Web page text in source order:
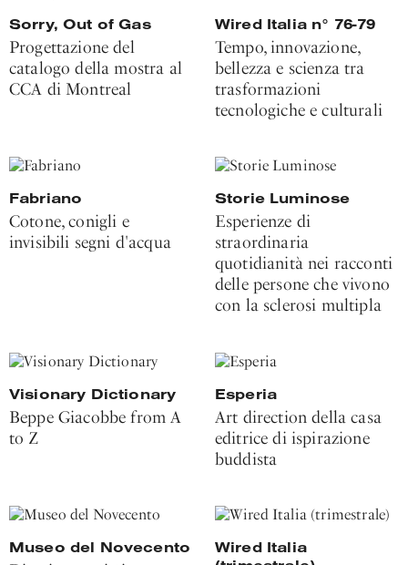
Sorry, Out of Gas
Progettazione del
catalogo della mostra al
CCA di Montreal
Wired Italia n° 76-79
Tempo, innovazione,
bellezza e scienza tra
trasformazioni
tecnologiche e culturali
Fabriano
Cotone, conigli e
invisibili segni d'acqua
Storie Luminose
Esperienze di
straordinaria
quotidianità nei racconti
delle persone che vivono
con la sclerosi multipla
Visionary Dictionary
Beppe Giacobbe from A
to Z
Esperia
Art direction della casa
editrice di ispirazione
buddista
Museo del Novecento
Wired Italia